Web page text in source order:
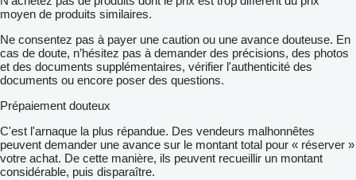
moyen de produits similaires.
Ne consentez pas à payer une caution ou une avance douteuse. En
cas de doute, n’hésitez pas à demander des précisions, des photos
et des documents supplémentaires, vérifier l'authenticité des
documents ou encore poser des questions.
Prépaiement douteux
C'est l'arnaque la plus répandue. Des vendeurs malhonnêtes
peuvent demander une avance sur le montant total pour « réserver »
votre achat. De cette manière, ils peuvent recueillir un montant
considérable, puis disparaître.